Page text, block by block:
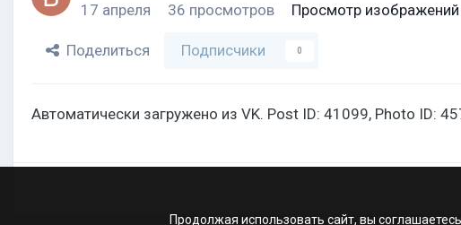
17 апреля 36 просмотров Просмотр
Поделиться Подписчики 0
Автоматически загружено из VK. Post ID: 41099, Photo ID:
Продолжая использовать сайт, вы